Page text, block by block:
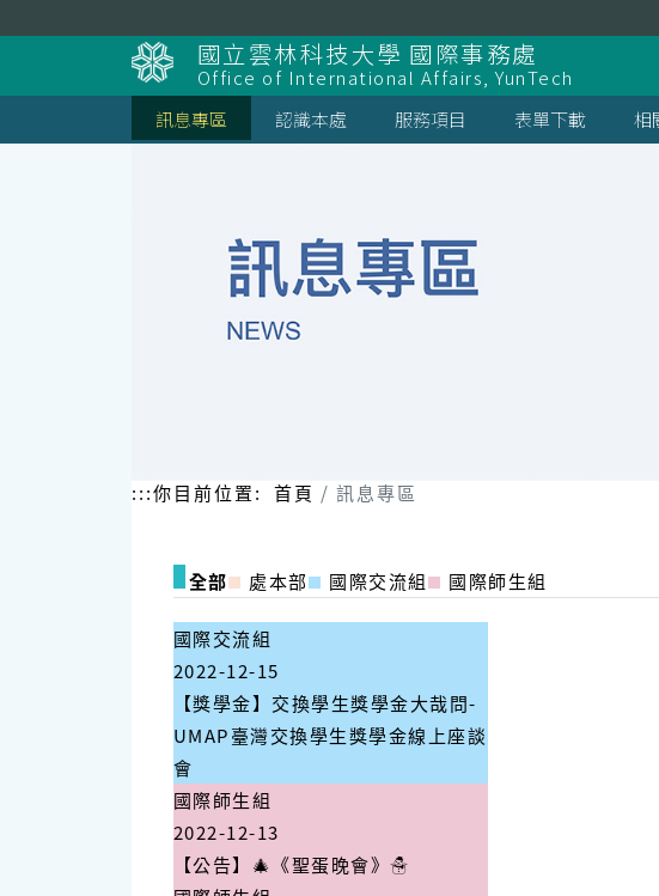
到
主
要
內
容
國立雲林科技大學 國際事務處
Office of International Affairs, YunTech
訊息專區
認識本處 服務項目 表單下載 相
:::你目前位置: 首頁 訊息專區
全部 處本部 國際交流組 國際師生組
國際交流組
2022-12-15
【獎學金】交換學生獎學金大哉問-
UMAP臺灣交換學生獎學金線上座談
會
國際師生組
2022-12-13
【公告】🎄《聖蛋晚會》☃️